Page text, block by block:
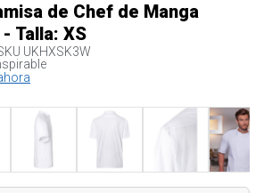
de Chef de Manga
Talla: XS
UKHXSK3W